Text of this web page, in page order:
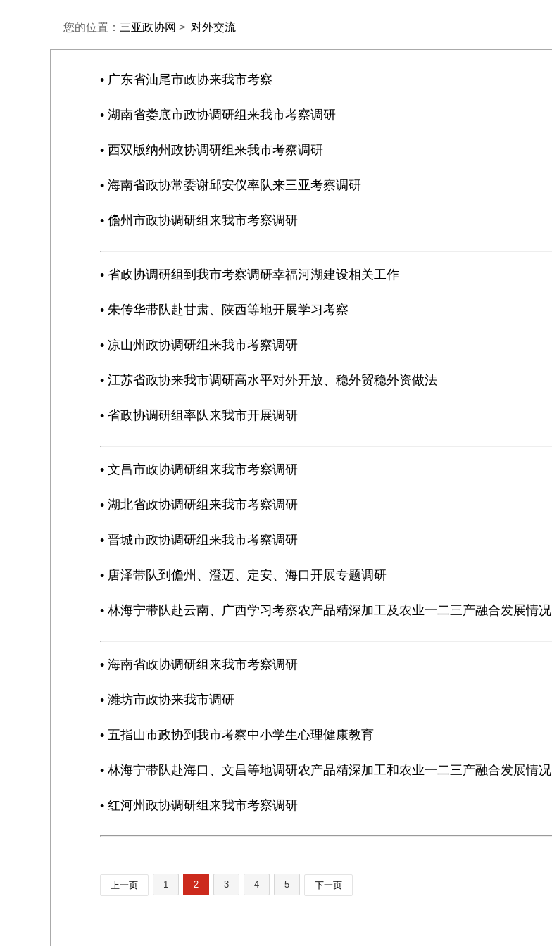
您的位置： 三亚政协网 > 对外交流
• 广东省汕尾市政协来我市考察
• 湖南省娄底市政协调研组来我市考察调研
• 西双版纳州政协调研组来我市考察调研
• 海南省政协常委谢邱安仪率队来三亚考察调研
• 儋州市政协调研组来我市考察调研
• 省政协调研组到我市考察调研幸福河湖建设相关工作
• 朱传华带队赴甘肃、陕西等地开展学习考察
• 凉山州政协调研组来我市考察调研
• 江苏省政协来我市调研高水平对外开放、稳外贸稳外资做法
• 省政协调研组率队来我市开展调研
• 文昌市政协调研组来我市考察调研
• 湖北省政协调研组来我市考察调研
• 晋城市政协调研组来我市考察调研
• 唐泽带队到儋州、澄迈、定安、海口开展专题调研
• 林海宁带队赴云南、广西学习考察农产品精深加工及农业一二三产融合发展情况
• 海南省政协调研组来我市考察调研
• 潍坊市政协来我市调研
• 五指山市政协到我市考察中小学生心理健康教育
• 林海宁带队赴海口、文昌等地调研农产品精深加工和农业一二三产融合发展情况
• 红河州政协调研组来我市考察调研
上一页 1 2 3 4 5 下一页